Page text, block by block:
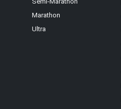
Marathon
Ultra